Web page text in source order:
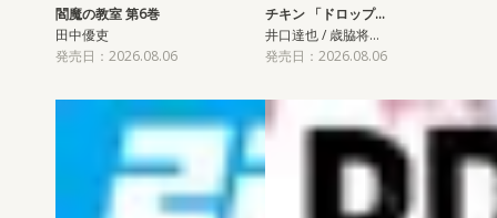
閻魔の教室 第6巻
田中優吏
発売日：2026.08.06
チキン 「ドロップ…
井口達也 / 歳脇将…
発売日：2026.08.06